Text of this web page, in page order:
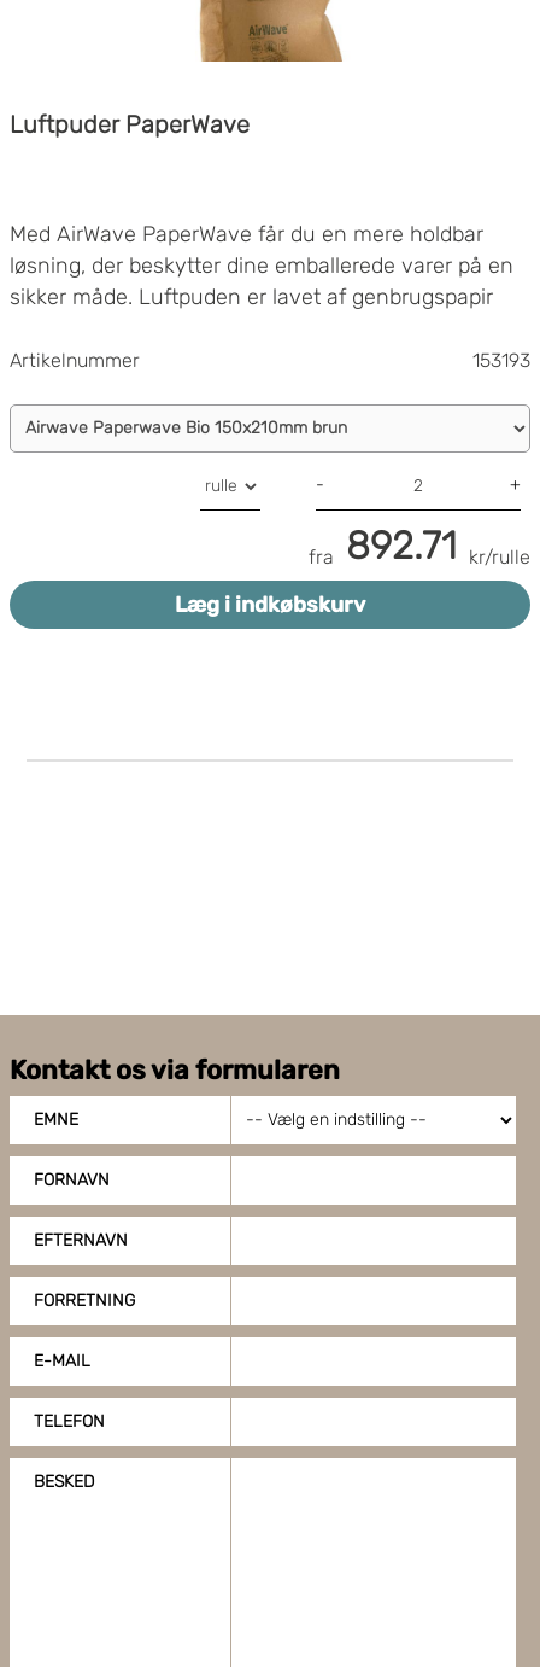
Luftpuder PaperWave
Med AirWave PaperWave får du en mere holdbar
løsning, der beskytter dine emballerede varer på en
sikker måde. Luftpuden er lavet af genbrugspapir
kan komposteres derhjemme, påvirker ikke
sorteringshjælpesymbolet iht. DIN 6120 letter
tildelingen ved genbrugsbeholderen. Kompatibel med
Samlet tykkelse 50µ
Til medium til tungt gods
Artikelnummer 153193
- +
fra 892.71 kr/rulle
Læg i indkøbskurv
Kontakt os via formularen
EMNE
FORNAVN
EFTERNAVN
FORRETNING
E-MAIL
TELEFON
BESKED